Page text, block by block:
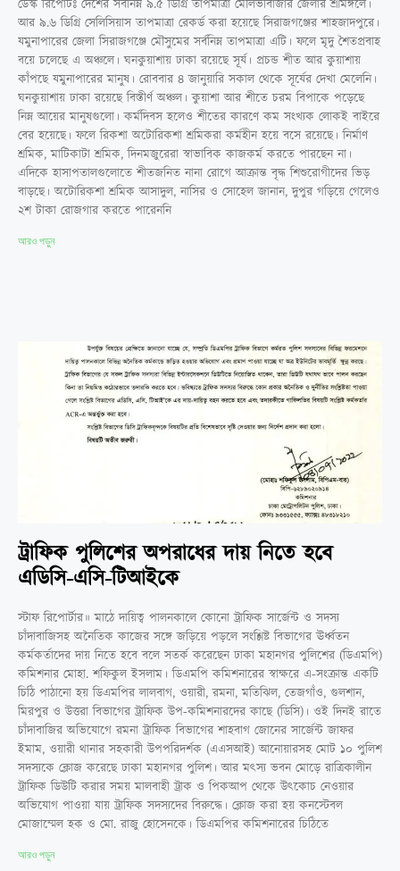
ডেস্ক রিপোর্টঃ দেশের সর্বনিম্ন ৯.৫ ডিগ্রি তাপমাত্রা মৌলভীবাজার জেলার শ্রীমঙ্গলে।
আর ৯.৬ ডিগ্রি সেলিসিয়াস তাপমাত্রা রেকর্ড করা হয়েছে সিরাজগঞ্জের শাহজাদপুরে।
যমুনাপারের জেলা সিরাজগঞ্জে মৌসুমের সর্বনিম্ন তাপমাত্রা এটি। ফলে মৃদু শৈতপ্রবাহ
বয়ে চলেছে এ অঞ্চলে। ঘনকুয়াশায় ঢাকা রয়েছে সূর্য। প্রচন্ড শীত আর কুয়াশায়
কাঁপছে যমুনাপারের মানুষ। রোববার ৪ জানুয়ারি সকাল থেকে সূর্যের দেখা মেলেনি।
ঘনকুয়াশায় ঢাকা রয়েছে বিস্তীর্ণ অঞ্চল। কুয়াশা আর শীতে চরম বিপাকে পড়েছে
নিম্ন আয়ের মানুষগুলো। কর্মদিবস হলেও শীতের কারণে কম সংখ্যক লোকই বাইরে
বের হয়েছে। ফলে রিকশা অটোরিকশা শ্রমিকরা কর্মহীন হয়ে বসে রয়েছে। নির্মাণ
শ্রমিক, মাটিকাটা শ্রমিক, দিনমজুরেরা স্বাভাবিক কাজকর্ম করতে পারছেন না।
এদিকে হাসাপতালগুলোতে শীতজনিত নানা রোগে আক্রান্ত বৃদ্ধ শিশুরোগীদের ভিড়
বাড়ছে। অটোরিকশা শ্রমিক আসাদুল, নাসির ও সোহেল জানান, দুপুর গড়িয়ে গেলেও
২শ টাকা রোজগার করতে পারেননি
আরও পড়ুন
ট্রাফিক পুলিশের অপরাধের দায় নিতে হবে
এডিসি-এসি-টিআইকে
স্টাফ রিপোর্টার॥ মাঠে দায়িত্ব পালনকালে কোনো ট্রাফিক সার্জেন্ট ও সদস্য
চাঁদাবাজিসহ অনৈতিক কাজের সঙ্গে জড়িয়ে পড়লে সংশ্লিষ্ট বিভাগের ঊর্ধ্বতন
কর্মকর্তাদের দায় নিতে হবে বলে সতর্ক করেছেন ঢাকা মহানগর পুলিশের (ডিএমপি)
কমিশনার মোহা. শফিকুল ইসলাম। ডিএমপি কমিশনারের স্বাক্ষরে এ-সংক্রান্ত একটি
চিঠি পাঠানো হয় ডিএমপির লালবাগ, ওয়ারী, রমনা, মতিঝিল, তেজগাঁও, গুলশান,
মিরপুর ও উত্তরা বিভাগের ট্রাফিক উপ-কমিশনারদের কাছে (ডিসি)। ওই দিনই রাতে
চাঁদাবাজির অভিযোগে রমনা ট্রাফিক বিভাগের শাহবাগ জোনের সার্জেন্ট জাফর
ইমাম, ওয়ারী থানার সহকারী উপপরিদর্শক (এএসআই) আনোয়ারসহ মোট ১০ পুলিশ
সদস্যকে ক্লোজ করেছে ঢাকা মহানগর পুলিশ। আর মৎস্য ভবন মোড়ে রাত্রিকালীন
ট্রাফিক ডিউটি করার সময় মালবাহী ট্রাক ও পিকআপ থেকে উৎকোচ নেওয়ার
অভিযোগ পাওয়া যায় ট্রাফিক সদস্যদের বিরুদ্ধে। ক্লোজ করা হয় কনস্টেবল
মোজাম্মেল হক ও মো. রাজু হোসেনকে। ডিএমপির কমিশনারের চিঠিতে
আরও পড়ুন